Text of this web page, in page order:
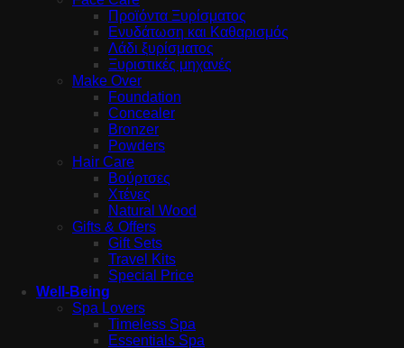
Προϊόντα Ξυρίσματος
Ενυδάτωση και Καθαρισμός
Λάδι ξυρίσματος
Ξυριστικές μηχανές
Make Over
Foundation
Concealer
Bronzer
Powders
Hair Care
Βούρτσες
Χτένες
Natural Wood
Gifts & Offers
Gift Sets
Travel Kits
Special Price
Well-Being
Spa Lovers
Timeless Spa
Essentials Spa